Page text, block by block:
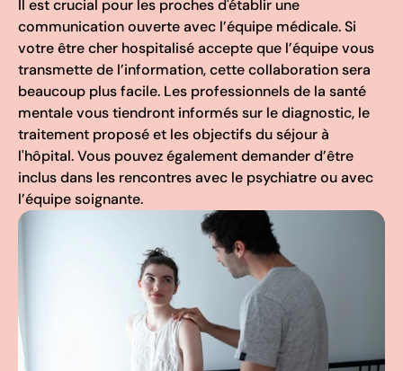
Il est crucial pour les proches d'établir une
communication ouverte avec l’équipe médicale. Si
votre être cher hospitalisé accepte que l’équipe vous
transmette de l’information, cette collaboration sera
beaucoup plus facile. Les professionnels de la santé
mentale vous tiendront informés sur le diagnostic, le
traitement proposé et les objectifs du séjour à
l'hôpital. Vous pouvez également demander d’être
inclus dans les rencontres avec le psychiatre ou avec
l’équipe soignante.